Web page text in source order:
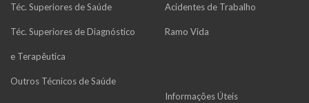
Téc. Superiores de Saúde
Téc. Superiores de Diagnóstico
e Terapêutica
Outros Técnicos de Saúde
Acidentes de Trabalho
Ramo Vida
Informações Úteis